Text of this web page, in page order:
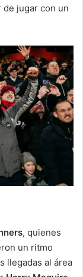
de jugar con un
, quienes
un ritmo
llegadas al área